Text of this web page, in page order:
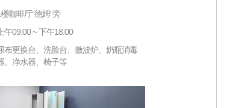
咖啡厅“德姆”旁
上午09:00 ~ 下午18:00
布更换台、洗脸台、微波炉、奶瓶消毒
、净水器、椅子等